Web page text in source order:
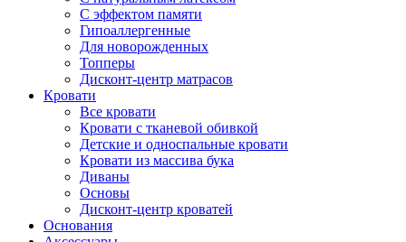
С эффектом памяти
Гипоаллергенные
Для новорожденных
Топперы
Дисконт-центр матрасов
Кровати
Все кровати
Кровати с тканевой обивкой
Детские и односпальные кровати
Кровати из массива бука
Диваны
Основы
Дисконт-центр кроватей
Основания